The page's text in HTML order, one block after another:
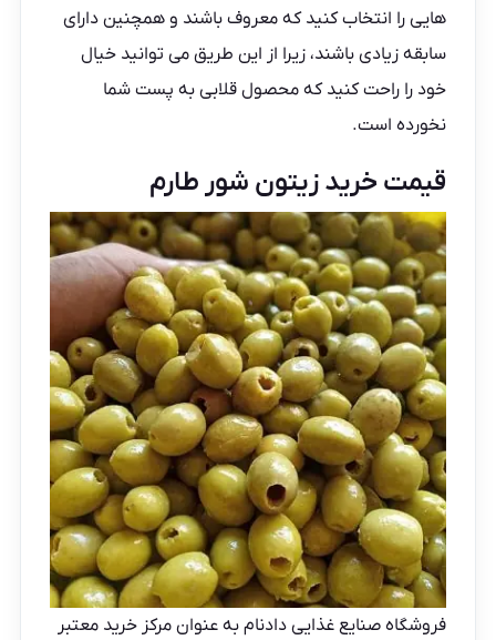
هایی را انتخاب کنید که معروف باشند و همچنین دارای
سابقه زیادی باشند، زیرا از این طریق می توانید خیال
خود را راحت کنید که محصول قلابی به پست شما
نخورده است.
قیمت خرید زیتون شور طارم
فروشگاه صنایع غذایی دادنام به عنوان مرکز خرید معتبر